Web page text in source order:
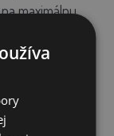
maximálnu
obsahuje